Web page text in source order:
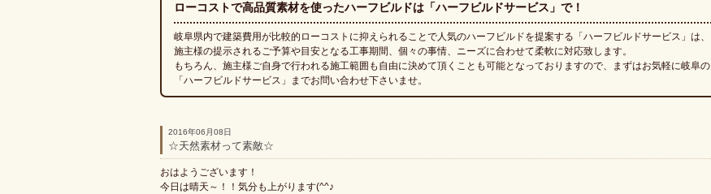
ローコストで高品質素材を使ったハーフビルドは「ハーフビルドサービス」で！
岐阜県内で建築費用が比較的ローコストに抑えられることで人気のハーフビルドを提案する「ハーフビルドサービス」は、
施主様の提示されるご予算や目安となる工事期間、個々の事情、ニーズに合わせて柔軟に対応致します。
もちろん、施主様ご自身で行われる施工範囲も自由に決めて頂くことも可能となっておりますので、まずはお気軽に岐阜の
「ハーフビルドサービス」までお問い合わせ下さいませ。
2016年06月08日
☆天然素材って素敵☆
おはようございます！
今日は晴天～！！気分も上がります(^^♪